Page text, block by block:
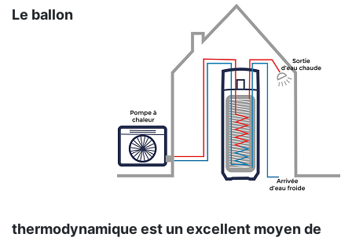
Le ballon
thermodynamique est un excellent moyen de